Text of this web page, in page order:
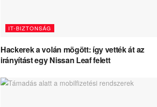
IT-BIZTONSÁG
Hackerek a volán mögött: így vették át az
irányítást egy Nissan Leaf felett